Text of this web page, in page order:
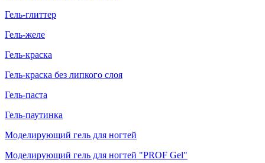
Гель-глиттер
Гель-желе
Гель-краска
Гель-краска без липкого слоя
Гель-паста
Гель-паутинка
Моделирующий гель для ногтей
Моделирующий гель для ногтей "PROF Gel"